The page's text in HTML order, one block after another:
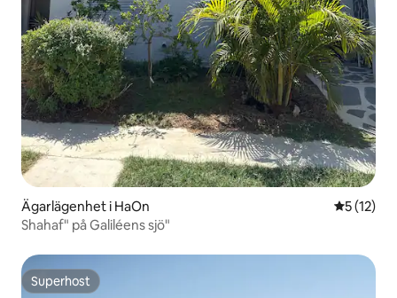
Ägarlägenhet i HaOn 5 av 5 i
5 (12)
Shahaf" på Galiléens sjö"
Superhost
Superhost